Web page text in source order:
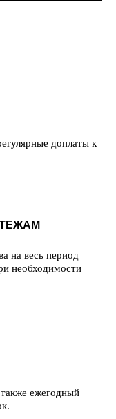
доплаты к
на весь период
необходимости
ежегодный